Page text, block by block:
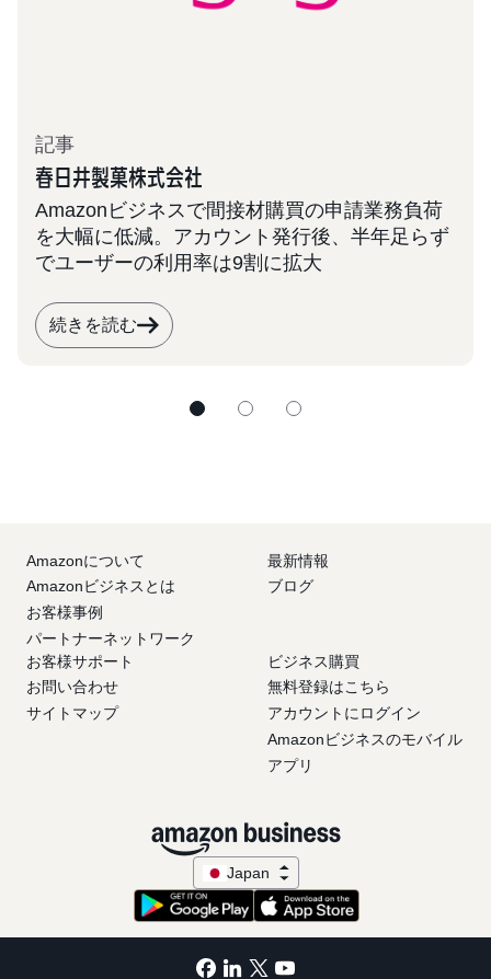
記事
春日井製菓株式会社
Amazonビジネスで間接材購買の申請業務負荷
を大幅に低減。アカウント発行後、半年足らず
でユーザーの利用率は9割に拡大
続きを読む
Amazonについて
Amazonビジネスとは
お客様事例
パートナーネットワーク
最新情報
ブログ
お客様サポート
お問い合わせ
サイトマップ
ビジネス購買
無料登録はこちら
アカウントにログイン
Amazonビジネスのモバイル
アプリ
Japan